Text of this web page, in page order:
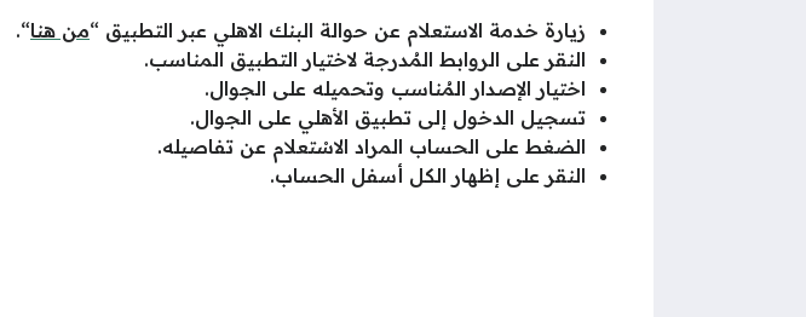
زيارة خدمة الاستعلام عن حوالة البنك الاهلي عبر التطبيق “من هنا“.
النقر على الروابط المُدرجة لاختيار التطبيق المناسب.
اختيار الإصدار المُناسب وتحميله على الجوال.
تسجيل الدخول إلى تطبيق الأهلي على الجوال.
الضغط على الحساب المراد الاسْتعلام عن تفاصيله.
النقر على إظهار الكل أسفل الحساب.